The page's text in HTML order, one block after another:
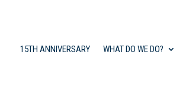
15TH ANNIVERSARY WHAT DO WE DO?